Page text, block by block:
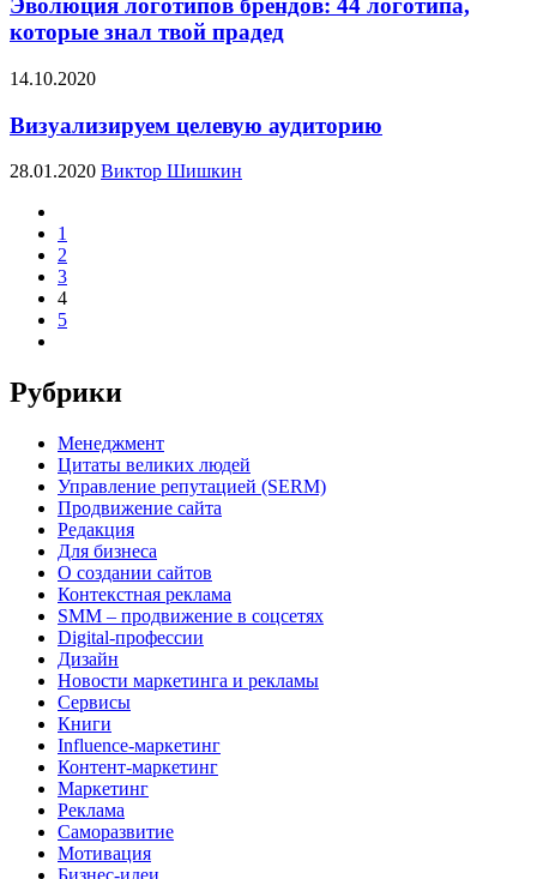
Эволюция логотипов брендов: 44 логотипа,
которые знал твой прадед
14.10.2020
Визуализируем целевую аудиторию
28.01.2020 Виктор Шишкин
1
2
3
4
5
Рубрики
Менеджмент
Цитаты великих людей
Управление репутацией (SERM)
Продвижение сайта
Редакция
Для бизнеса
О создании сайтов
Контекстная реклама
SMM – продвижение в соцсетях
Digital-профессии
Дизайн
Новости маркетинга и рекламы
Сервисы
Книги
Influence-маркетинг
Контент-маркетинг
Маркетинг
Реклама
Саморазвитие
Мотивация